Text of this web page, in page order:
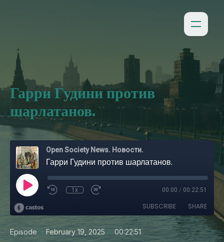
Гарри Гудини против
шарлатанов.
Open Society News. Новости.
Гарри Гудини против шарлатанов.
1x 00:00 / 00:22:51
SUBSCRIBE SHARE
Episode • February 19, 2025 • 00:22:51